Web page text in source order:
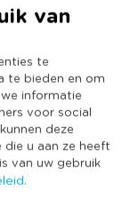
van
te
te bieden en om
informatie
voor social
deze
u aan ze heeft
van uw gebruik
score